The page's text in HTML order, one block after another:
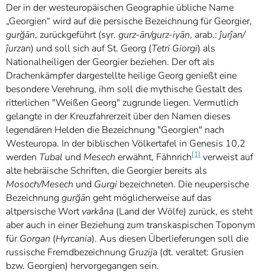
Der in der westeuropäischen Geographie übliche Name
„Georgien“ wird auf die persische Bezeichnung für Georgier,
gurğān, zurückgeführt (syr. gurz-ān/gurz-iyān, arab.: ĵurĵan/
ĵurzan) und soll sich auf St. Georg (Tetri Giorgi) als
Nationalheiligen der Georgier beziehen. Der oft als
Drachenkämpfer dargestellte heilige Georg genießt eine
besondere Verehrung, ihm soll die mythische Gestalt des
ritterlichen "Weißen Georg" zugrunde liegen. Vermutlich
gelangte in der Kreuzfahrerzeit über den Namen dieses
legendären Helden die Bezeichnung "Georgien" nach
Westeuropa. In der biblischen Völkertafel in Genesis 10,2
werden Tubal und Mesech erwähnt, Fähnrich[1] verweist auf
alte hebräische Schriften, die Georgier bereits als
Mosoch/Mesech und Gurgi bezeichneten. Die neupersische
Bezeichnung gurğān geht möglicherweise auf das
altpersische Wortvarkâna (Land der Wölfe) zurück, es steht
aber auch in einer Beziehung zum transkaspischen Toponym
fürGorgan (Hyrcania). Aus diesen Überlieferungen soll die
russische Fremdbezeichnung Gruzija (dt. veraltet: Grusien
bzw. Georgien) hervorgegangen sein.